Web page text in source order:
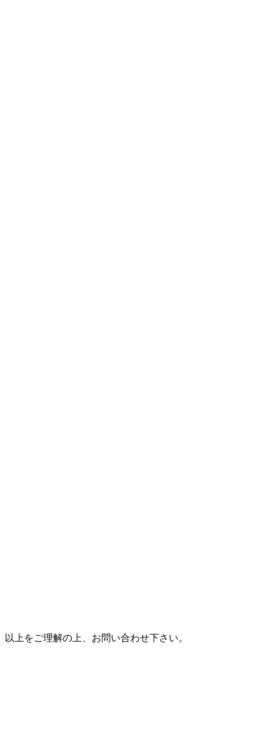
以上をご理解の上、お問い合わせ下さい。